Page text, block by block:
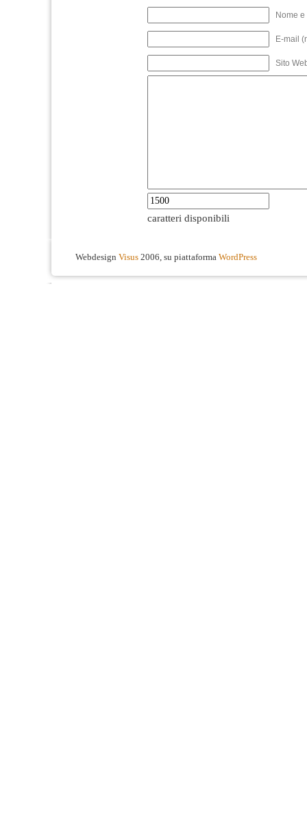
Nome
E-mail
Sito
caratteri disponibili
Webdesign Visus 2006, su piattaforma WordPress